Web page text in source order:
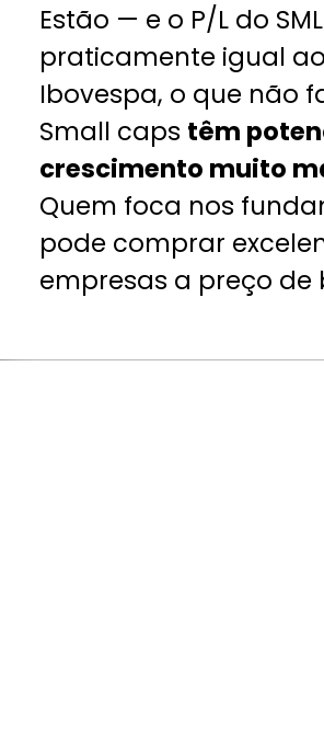
Estão — e o P/L do
praticamente igual
Ibovespa, o que não
Small caps têm
crescimento muito
Quem foca nos
pode comprar
empresas a preço de